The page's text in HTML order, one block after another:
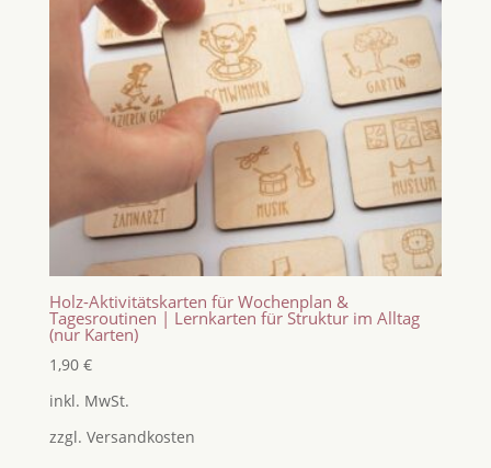
Holz-Aktivitätskarten für Wochenplan &
Tagesroutinen | Lernkarten für Struktur im Alltag
(nur Karten)
1,90 €
inkl. MwSt.
zzgl. Versandkosten